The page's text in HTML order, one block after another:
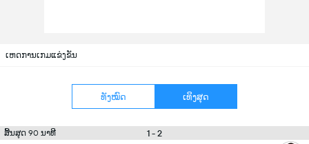
ເຫດການເກມແຂ່ງຂັນ
ທັງໝົດ ເທິງສຸດ
ສິ້ນສຸດ 90 ນາທີ 1 - 2